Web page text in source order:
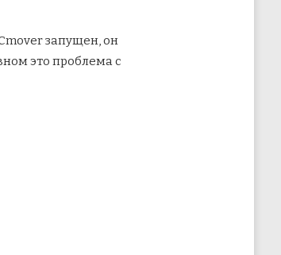
запущен, он
это проблема с